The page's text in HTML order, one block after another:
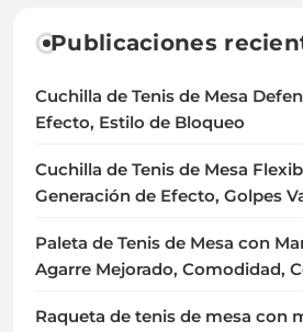
Publicaciones
Cuchilla de Tenis de Mesa
Efecto, Estilo de Bloqueo
Cuchilla de Tenis de Mesa
Generación de Efecto, Golpes
Paleta de Tenis de Mesa con
Agarre Mejorado, Comodidad,
Raqueta de tenis de mesa con